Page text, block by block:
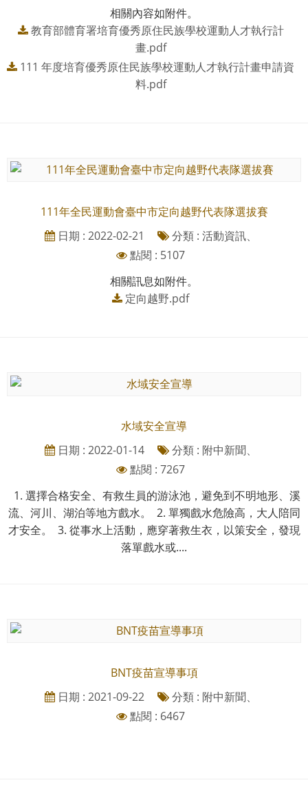
相關內容如附件。
教育部體育署培育優秀原住民族學校運動人才執行計
畫.pdf
111 年度培育優秀原住民族學校運動人才執行計畫申請資
料.pdf
111年全民運動會臺中市定向越野代表隊選拔賽
日期 : 2022-02-21
分類 : 活動資訊、
點閱 : 5107
相關訊息如附件。
定向越野.pdf
水域安全宣導
日期 : 2022-01-14
分類 : 附中新聞、
點閱 : 7267
1. 選擇合格安全、有救生員的游泳池，避免到不明地形、溪
流、河川、湖泊等地方戲水。 2. 單獨戲水危險高，大人陪同
才安全。 3. 從事水上活動，應穿著救生衣，以策安全，發現
落單戲水或....
BNT疫苗宣導事項
日期 : 2021-09-22
分類 : 附中新聞、
點閱 : 6467